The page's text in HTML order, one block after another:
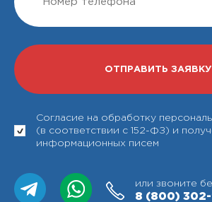
Согласие на обработку
(в соответствии с 152-ФЗ) и
информационных писем
или звоните
8 (800)